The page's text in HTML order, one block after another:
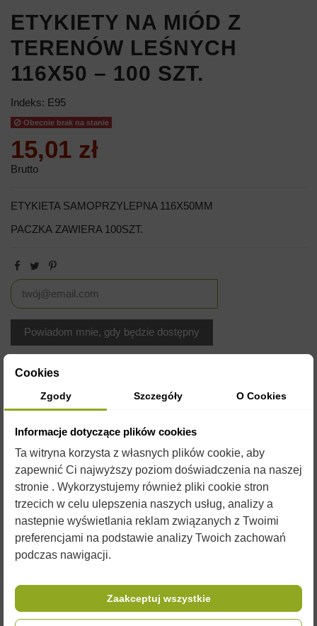
ETYKIETY NA MIÓD Z
TERENÓW LEŚNYCH
116X50 – 100 SZT.
Indeks: E95
Obecnie brak na stanie
15,01 zł
Brutto
ETYKIETA SAMOPRZYLEPNA 116X50MM
PACZKA ZAWIERA 100SZT.
OPIS
Paczka etykiet samoprzylepnych na miód.
Wymiary etykiet: 116 mm na 50 mm.
Do etykiety polecamy również nasze ciekawe
na słoiki, w naszej ofercie można znaleźć również
informacyjne lub banery, proponujemy także
Cookies
Zgody Szczegóły O Cookies
Informacje dotyczące plików cookies
Ta witryna korzysta z własnych plików cookie, aby
zapewnić Ci najwyższy poziom doświadczenia na naszej
stronie . Wykorzystujemy również pliki cookie stron
trzecich w celu ulepszenia naszych usług, analizy a
nastepnie wyświetlania reklam związanych z Twoimi
preferencjami na podstawie analizy Twoich zachowań
podczas nawigacji.
Zaakceptuj wszystkie